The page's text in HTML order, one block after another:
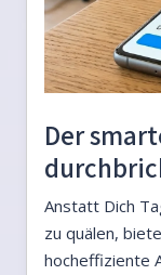
Der
Anstatt Dich
zu quälen,
hocheffiziente